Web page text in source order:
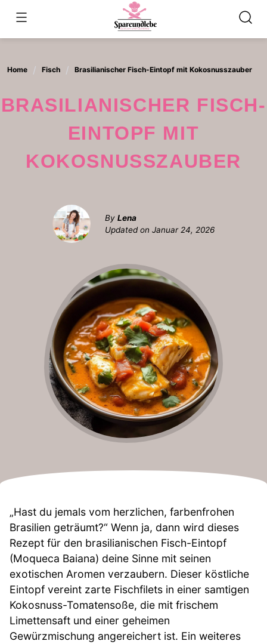
content
Home Fisch Brasilianischer Fisch-Eintopf mit Kokosnusszauber
BRASILIANISCHER FISCH-
EINTOPF MIT
KOKOSNUSSZAUBER
By Lena
Updated on Januar 24, 2026
„Hast du jemals vom herzlichen, farbenfrohen
Brasilien geträumt?“ Wenn ja, dann wird dieses
Rezept für den brasilianischen Fisch-Eintopf
(Moqueca Baiana) deine Sinne mit seinen
exotischen Aromen verzaubern. Dieser köstliche
Eintopf vereint zarte Fischfilets in einer samtigen
Kokosnuss-Tomatensoße, die mit frischem
Limettensaft und einer geheimen
Gewürzmischung angereichert ist. Ein weiteres